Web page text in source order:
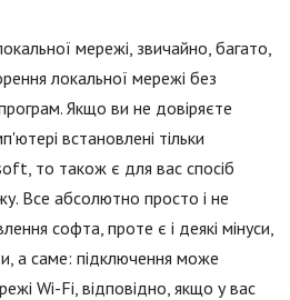
мережі, звичайно, багато,
локальної мережі без
Якщо ви не довіряєте
встановлені тільки
то також є для вас спосіб
Все абсолютно просто і не
софта, проте є і деякі мінуси,
а саме: підключення може
Wi-Fi, відповідно, якщо у вас